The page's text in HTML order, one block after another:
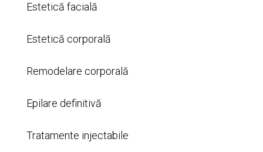
Estetică facială
Estetică corporală
Remodelare corporală
Epilare definitivă
Tratamente injectabile